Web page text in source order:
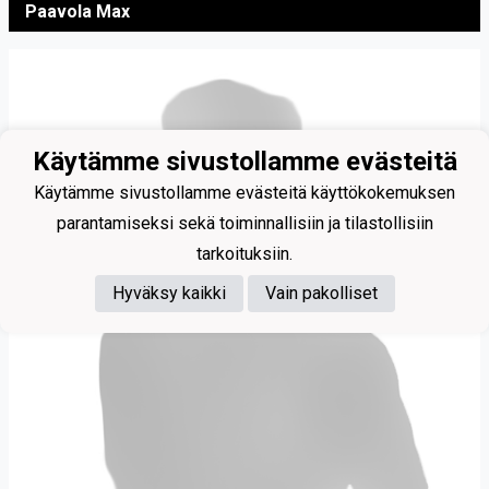
Paavola Max
Käytämme sivustollamme evästeitä
Käytämme sivustollamme evästeitä käyttökokemuksen
parantamiseksi sekä toiminnallisiin ja tilastollisiin
tarkoituksiin.
Hyväksy kaikki
Vain pakolliset